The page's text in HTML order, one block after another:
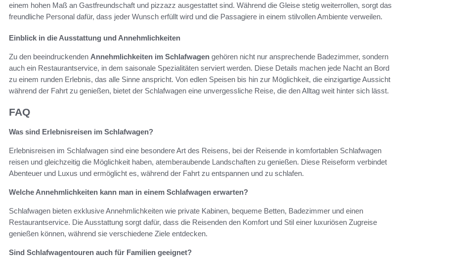
einem hohen Maß an Gastfreundschaft und pizzazz ausgestattet sind. Während die Gleise stetig weiterrollen, sorgt das
freundliche Personal dafür, dass jeder Wunsch erfüllt wird und die Passagiere in einem stilvollen Ambiente verweilen.
Einblick in die Ausstattung und Annehmlichkeiten
Zu den beeindruckenden Annehmlichkeiten im Schlafwagen gehören nicht nur ansprechende Badezimmer, sondern
auch ein Restaurantservice, in dem saisonale Spezialitäten serviert werden. Diese Details machen jede Nacht an Bord
zu einem runden Erlebnis, das alle Sinne anspricht. Von edlen Speisen bis hin zur Möglichkeit, die einzigartige Aussicht
während der Fahrt zu genießen, bietet der Schlafwagen eine unvergessliche Reise, die den Alltag weit hinter sich lässt.
FAQ
Was sind Erlebnisreisen im Schlafwagen?
Erlebnisreisen im Schlafwagen sind eine besondere Art des Reisens, bei der Reisende in komfortablen Schlafwagen
reisen und gleichzeitig die Möglichkeit haben, atemberaubende Landschaften zu genießen. Diese Reiseform verbindet
Abenteuer und Luxus und ermöglicht es, während der Fahrt zu entspannen und zu schlafen.
Welche Annehmlichkeiten kann man in einem Schlafwagen erwarten?
Schlafwagen bieten exklusive Annehmlichkeiten wie private Kabinen, bequeme Betten, Badezimmer und einen
Restaurantservice. Die Ausstattung sorgt dafür, dass die Reisenden den Komfort und Stil einer luxuriösen Zugreise
genießen können, während sie verschiedene Ziele entdecken.
Sind Schlafwagentouren auch für Familien geeignet?